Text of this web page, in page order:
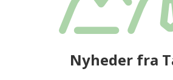
Nyheder fra